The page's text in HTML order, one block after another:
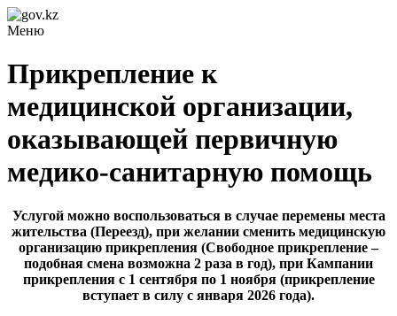
Меню
Прикрепление к
медицинской организации,
оказывающей первичную
медико-санитарную помощь
Услугой можно воспользоваться в случае перемены места
жительства (Переезд), при желании сменить медицинскую
организацию прикрепления (Свободное прикрепление –
подобная смена возможна 2 раза в год), при Кампании
прикрепления с 1 сентября по 1 ноября (прикрепление
вступает в силу с января 2026 года).